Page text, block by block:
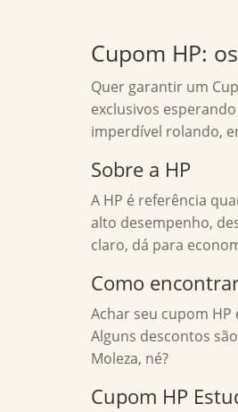
Cupom HP:
Quer garantir um
exclusivos
imperdível rolando,
Sobre a HP
A HP é referência
alto desempenho,
claro, dá para
Como
Achar seu cupom
Alguns descontos
Moleza, né?
Cupom HP